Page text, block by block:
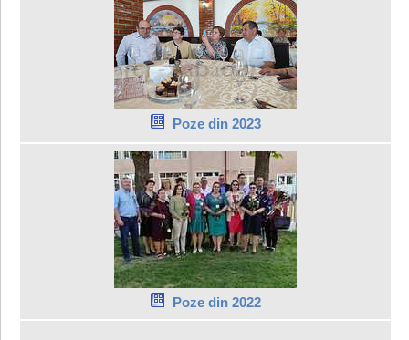
Poze din 2023
Poze din 2022